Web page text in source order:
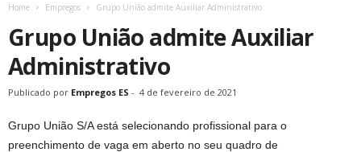
Home Empregos Grupo União admite Auxiliar Administrativo
Grupo União admite Auxiliar
Administrativo
Publicado por Empregos ES - 4 de fevereiro de 2021
Grupo União S/A está selecionando profissional para o
preenchimento de vaga em aberto no seu quadro de